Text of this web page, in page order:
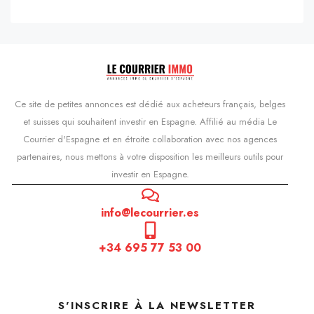
Ce site de petites annonces est dédié aux acheteurs français, belges
et suisses qui souhaitent investir en Espagne. Affilié au média Le
Courrier d'Espagne et en étroite collaboration avec nos agences
partenaires, nous mettons à votre disposition les meilleurs outils pour
investir en Espagne.
info@lecourrier.es
+34 695 77 53 00
S'INSCRIRE À LA NEWSLETTER